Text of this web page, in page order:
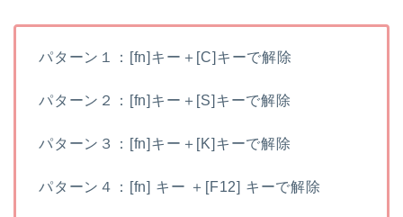
パターン１：[fn]キー＋[C]キーで解除
パターン２：[fn]キー＋[S]キーで解除
パターン３：[fn]キー＋[K]キーで解除
パターン４：[fn] キー ＋[F12] キーで解除